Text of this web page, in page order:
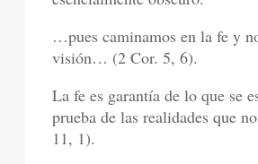
…pues caminamos en la fe y
visión… (2 Cor. 5, 6).
La fe es garantía de lo que se
prueba de las realidades que
11, 1).